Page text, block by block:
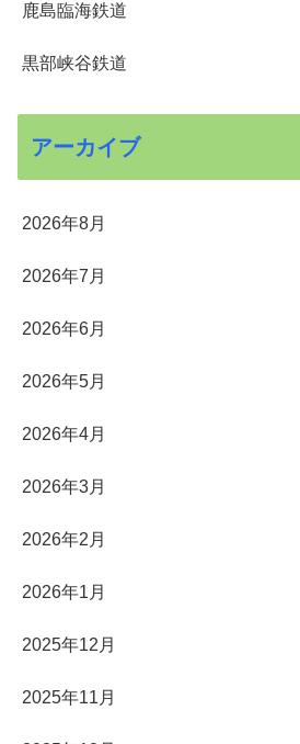
鹿島臨海鉄道
黒部峡谷鉄道
アーカイブ
2026年8月
2026年7月
2026年6月
2026年5月
2026年4月
2026年3月
2026年2月
2026年1月
2025年12月
2025年11月